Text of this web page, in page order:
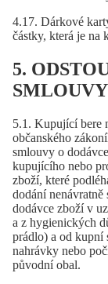
4.17. Dárkové
částky, která je na
5.
SMLOUVY
5.1. Kupující bere
občanského
smlouvy o
kupujícího nebo
zboží, které
dodání
dodávce zboží v
a z hygienických
prádlo) a od kupní
nahrávky nebo
původní obal.